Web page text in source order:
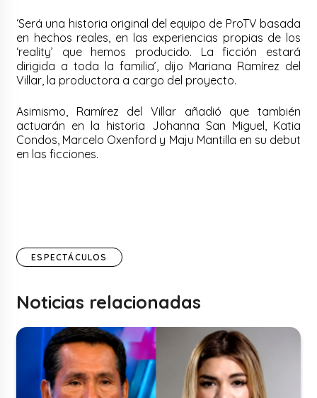
‘Será una historia original del equipo de ProTV basada
en hechos reales, en las experiencias propias de los
‘reality’ que hemos producido. La ficción estará
dirigida a toda la familia’, dijo Mariana Ramírez del
Villar, la productora a cargo del proyecto.
Asimismo, Ramírez del Villar añadió que también
actuarán en la historia Johanna San Miguel, Katia
Condos, Marcelo Oxenford y Maju Mantilla en su debut
en las ficciones.
ESPECTÁCULOS
Noticias relacionadas